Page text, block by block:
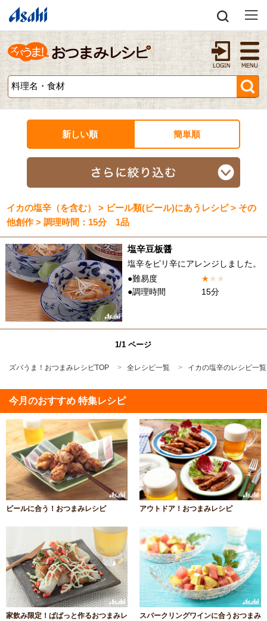
新しい順 簡単順
イカの塩辛（を含む） > ビール類(ビール)にあうレシピ > その
他創作 > 調理時間：15分 1品
塩辛豆板醤
塩辛をピリ辛にアレンジしました。
●難易度
★★ ★
●調理時間
15分
1/1 ページ
ズバうま！おつまみレシピTOP 全レシピ一覧 イカの塩辛のレシピ一覧
今月のおすすめ 特集レシピ
ビールに合う！おつまみレシピ アウトドア！おつまみレシピ
家飲み限定！ぱぱっと作るおつまみレ
スパークリングワインに合うおつまみ